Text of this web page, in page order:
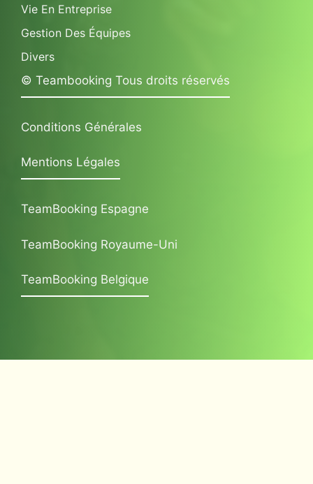
Vie En Entreprise
Gestion Des Équipes
Divers
© Teambooking Tous droits réservés
Conditions Générales
Mentions Légales
TeamBooking Espagne
TeamBooking Royaume-Uni
TeamBooking Belgique